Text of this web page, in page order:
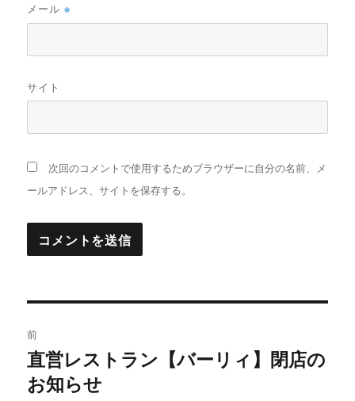
メール※
サイト
次回のコメントで使用するためブラウザーに自分の名前、メ
ールアドレス、サイトを保存する。
稿
ナ
前
過
去
直営レストラン【バーリィ】閉店の
お知らせ